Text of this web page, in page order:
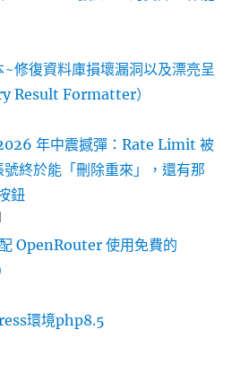
修復資料庫損壞漏洞以及漂亮呈
Result Formatter）
年中震撼彈：Rate Limit 被
終於能「刪除重來」，還有那
鈕
OpenRouter 使用免費的
環境php8.5